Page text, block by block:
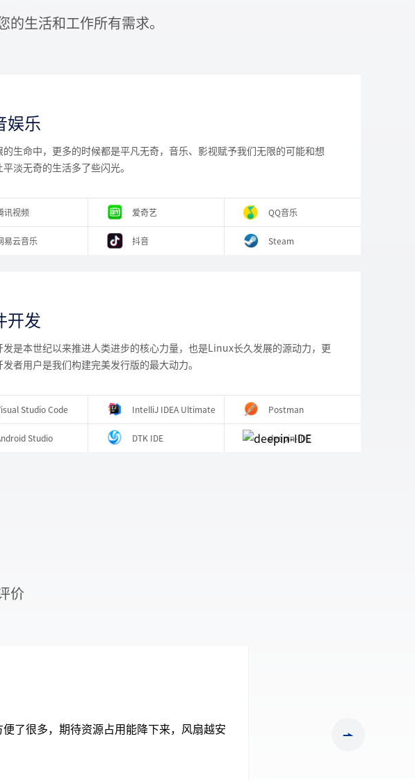
生活和工作所有需求。
娱乐
的生命中，更多的时候都是平凡无奇，音乐、影视赋予我们无限的可能和想
平淡无奇的生活多了些闪光。
讯视频 爱奇艺 QQ音乐
易云音乐 抖音 Steam
开发
发是本世纪以来推进人类进步的核心力量，也是Linux长久发展的源动力，更
发者用户是我们构建完美发行版的最大动力。
Studio Code IntelliJ IDEA Ultimate Postman
Studio DTK IDE deepin-IDE
价
了很多，期待资源占用能降下来，风扇越安